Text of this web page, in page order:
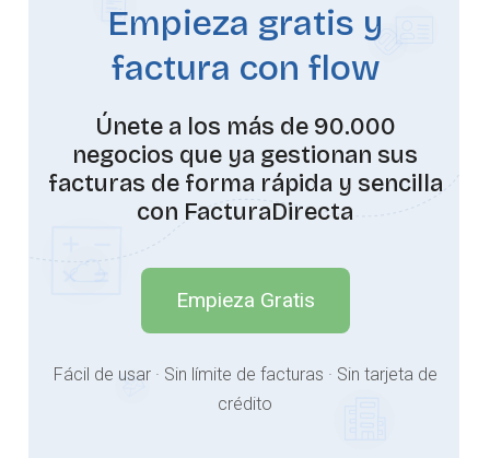
Empieza gratis y
factura con flow
Únete a los más de 90.000
negocios que ya gestionan sus
facturas de forma rápida y sencilla
con FacturaDirecta
Empieza Gratis
Fácil de usar · Sin límite de facturas · Sin tarjeta de
crédito